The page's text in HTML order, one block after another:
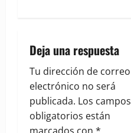
v
i
g
Deja una respuesta
Tu dirección de correo
electrónico no será
publicada. Los campos
obligatorios están